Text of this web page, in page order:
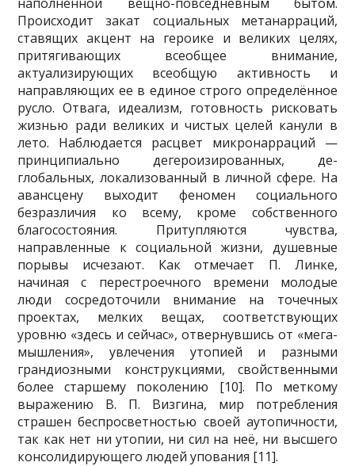
Происходит закат социальных метанарраций,
ставящих акцент на героике и великих целях,
притягивающих всеобщее внимание,
актуализирующих всеобщую активность и
направляющих ее в единое строго определённое
русло. Отвага, идеализм, готовность рисковать
жизнью ради великих и чистых целей канули в
лето. Наблюдается расцвет микронарраций —
принципиально де­героизированных, де-
глобальных, локализованный в личной сфере. На
авансцену выходит феномен социального
безразличия ко всему, кроме собственного
благосостояния. Притупляются чувства,
направленные к социальной жизни, душевные
порывы исчезают. Как отмечает П. Линке,
начиная с перестроечного времени молодые
люди сосредоточили внимание на точечных
проектах, мелких вещах, соответствующих
уровню «здесь и сейчас», отвернувшись от «мега­
мышления», увлечения утопией и разными
грандиозными конструкциями, свойственными
более старшему поколению [10]. По меткому
выражению В. П. Визгина, мир потребления
страшен беспросветностью своей аутопичности,
так как нет ни утопии, ни сил на неё, ни высшего
консолидирующего людей упования [11].